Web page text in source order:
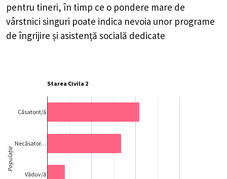
pentru tineri, în timp ce o pondere mare de
vârstnici singuri poate indica nevoia unor programe
de îngrijire și asistență socială dedicate
Starea Civila 2
Căsatorit/ă
Necăsator…
Văduv/ă
Populație